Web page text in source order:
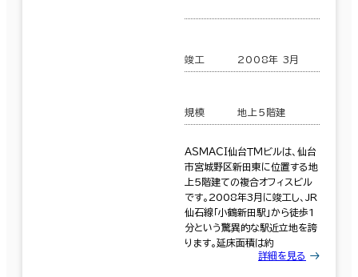
竣工 2008年 3月
規模 地上5階建
ＡＳＭＡＣＩ仙台ＴＭビルは、仙台
市宮城野区新田東に位置する地
上5階建ての複合オフィスビル
です。2008年3月に竣工し、JR
仙石線「小鶴新田駅」から徒歩1
分という驚異的な駅近立地を誇
ります。延床面積は約
詳細を見る
～